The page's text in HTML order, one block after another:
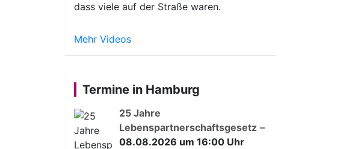
dass viele auf der Straße waren.
Mehr Videos
Termine in Hamburg
25 Jahre
Lebenspartnerschaftsgesetz –
08.08.2026 um 16:00 Uhr